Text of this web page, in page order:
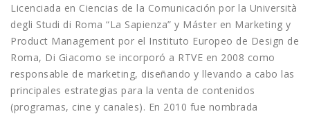
Licenciada en Ciencias de la Comunicación por la Università
degli Studi di Roma “La Sapienza” y Máster en Marketing y
Product Management por el Instituto Europeo de Design de
Roma, Di Giacomo se incorporó a RTVE en 2008 como
responsable de marketing, diseñando y llevando a cabo las
principales estrategias para la venta de contenidos
(programas, cine y canales). En 2010 fue nombrada